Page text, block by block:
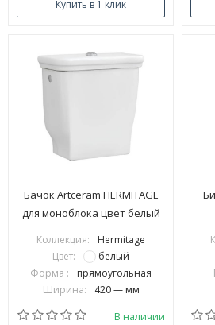
Купить в 1 клик
Бачок Artceram HERMITAGE
для моноблока цвет белый
Коллекция:
Hermitage
Цвет:
белый
Форма :
прямоугольная
Ширина:
420 — мм
В наличии